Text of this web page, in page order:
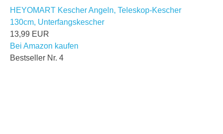
HEYOMART Kescher Angeln, Teleskop-Kescher
130cm, Unterfangskescher
13,99 EUR
Bei Amazon kaufen
Bestseller Nr. 4